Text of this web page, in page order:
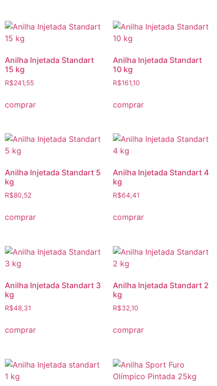
Anilha Injetada Standart
15 kg
R$241,55
comprar
Anilha Injetada Standart
10 kg
R$161,10
comprar
Anilha Injetada Standart 5
kg
R$80,52
comprar
Anilha Injetada Standart 4
kg
R$64,41
comprar
Anilha Injetada Standart 3
kg
R$48,31
comprar
Anilha Injetada Standart 2
kg
R$32,10
comprar